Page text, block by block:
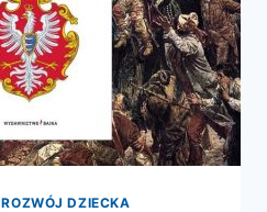
|ROZWÓJ DZIECKA